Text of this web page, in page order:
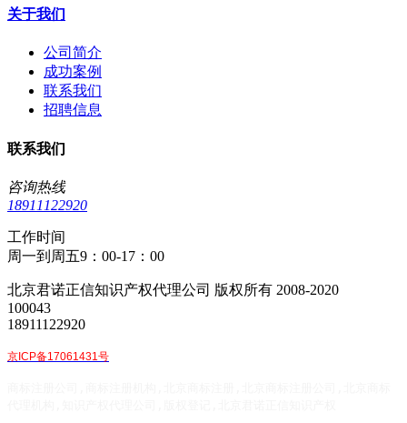
关于我们
公司简介
成功案例
联系我们
招聘信息
联系我们
咨询热线
18911122920
工作时间
周一到周五9：00-17：00
北京君诺正信知识产权代理公司 版权所有 2008-2020
100043
18911122920
京ICP备17061431号